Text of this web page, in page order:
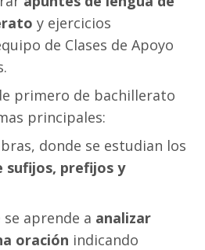
y ejercicios
de Clases de Apoyo
primero de bachillerato
principales:
donde se estudian los
sufijos, prefijos y
se aprende a analizar
oración indicando